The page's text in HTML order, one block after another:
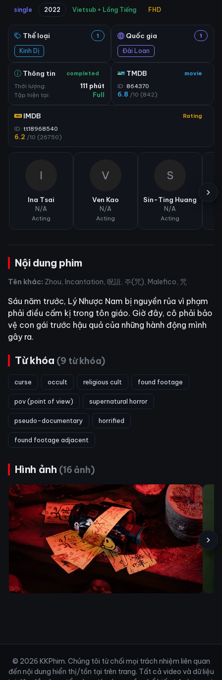
single 2022 Vietsub + Lồng Tiếng FHD
Thể loại 1
Kinh Dị
Quốc gia 1
Đài Loan
Thông tin completed
Thời lượng:
111 phút
Tập hiện tại:
Full
TMDB movie
ID: 864370
6.8 /10 (842)
IMDB Rating
ID: tt18968540
6.2 /10 (26750)
I
Ina Tsai
N/A
Acting
V
Ven Kao
N/A
Acting
S
Sin-Ting Huang
N/A
Acting
›
Nội dung phim
Tên khác: Zhou, Incantation, 呪詛, 주(咒), Malefico, 咒
Sáu năm trước, Lý Nhược Nam bị nguyền rủa vì phạm
phải điều cấm kị trong tôn giáo. Giờ đây, cô phải bảo
vệ con gái trước hậu quả của những hành động mình
gây ra.
Từ khóa (9 từ khóa)
curse occult religious cult found footage
pov (point of view) supernatural horror
pseudo-documentary horrified
found footage adjacent
Hình ảnh (16 ảnh)
›
© 2026 KKPhim. Chúng tôi từ chối mọi trách nhiệm liên quan
đến nội dung hiển thị/tồn tại trên trang. Tất cả video và dữ liệu